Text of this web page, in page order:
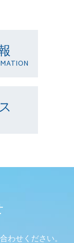
わせください。